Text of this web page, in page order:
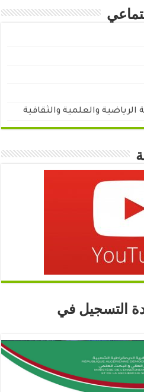
الرياضية والعلمية والثقافية
التسجيل في